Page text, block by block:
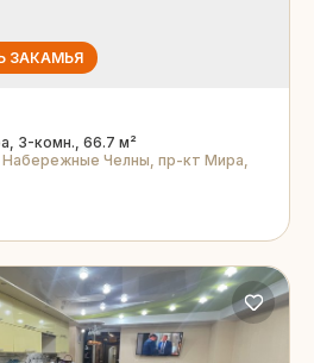
ЗАКАМЬЯ
3-комн., 66.7 м²
Набережные Челны, пр-кт Мира,